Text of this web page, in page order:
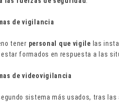
de vigilancia
tener personal que vigile las
estar formados en respuesta a las
de videovigilancia
sistema más usados, tras